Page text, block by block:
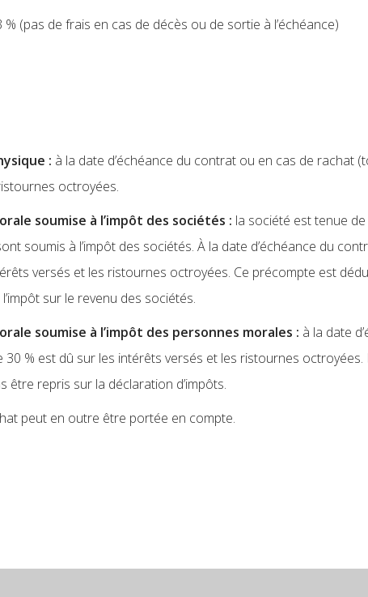
(pas de frais en cas de décès ou de sortie à l’échéance)
: à la date d’échéance du contrat ou en cas de rachat
octroyées.
soumise à l’impôt des sociétés : la société est tenue
soumis à l’impôt des sociétés. À la date d’échéance du
versés et les ristournes octroyées. Ce précompte est
sur le revenu des sociétés.
soumise à l’impôt des personnes morales : à la date
30 % est dû sur les intérêts versés et les ristournes
être repris sur la déclaration d’impôts.
peut en outre être portée en compte.